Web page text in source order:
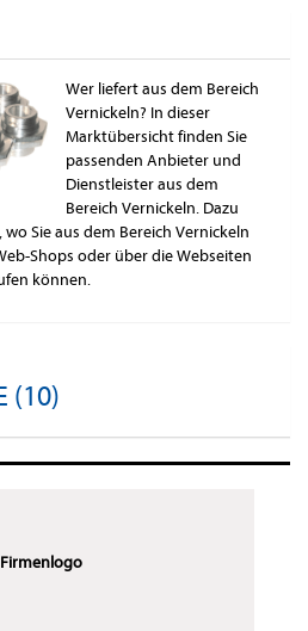
Wer liefert aus dem Bereich
Vernickeln? In dieser
Marktübersicht finden Sie
passenden Anbieter und
Dienstleister aus dem
Bereich Vernickeln. Dazu
Sie aus dem Bereich Vernickeln
Shops oder über die Webseiten
können.
(10)
Firmenlogo